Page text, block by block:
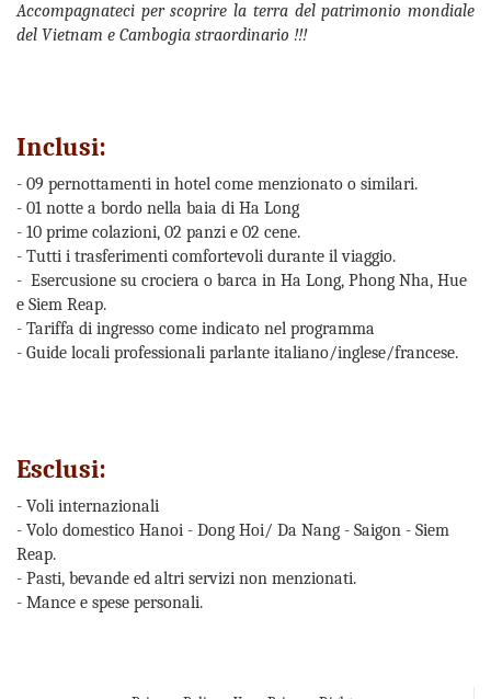
Accompagnateci per scoprire la terra del patrimonio mondiale
del Vietnam e Cambogia straordinario !!!
Inclusi:
- 09 pernottamenti in hotel come menzionato o similari.
- 01 notte a bordo nella baia di Ha Long
- 10 prime colazioni, 02 panzi e 02 cene.
- Tutti i trasferimenti comfortevoli durante il viaggio.
- Esercusione su crociera o barca in Ha Long, Phong Nha, Hue
e Siem Reap.
- Tariffa di ingresso come indicato nel programma
- Guide locali professionali parlante italiano/inglese/francese.
Esclusi:
- Voli internazionali
- Volo domestico Hanoi - Dong Hoi/ Da Nang - Saigon - Siem
Reap.
- Pasti, bevande ed altri servizi non menzionati.
- Mance e spese personali.